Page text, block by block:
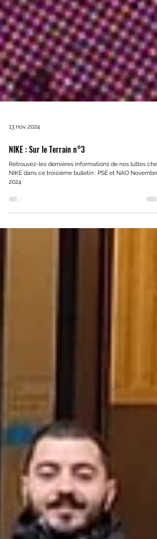
13 nov. 2024
NIKE : Sur le Terrain n°3
Retrouvez-les dernières informations de nos luttes chez
2024